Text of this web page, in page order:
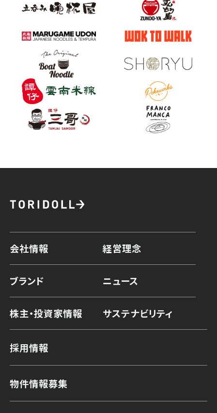
会社情報 経営理念
ブランド ニュース
株主・投資家情報 サステナビリティ
採用情報
物件情報募集